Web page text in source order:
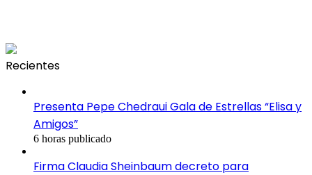
Recientes
Presenta Pepe Chedraui Gala de Estrellas “Elisa y
Amigos”
6 horas publicado
Firma Claudia Sheinbaum decreto para